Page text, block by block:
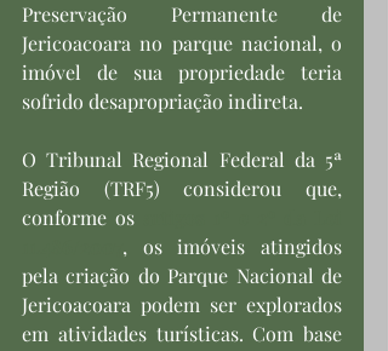
Preservação Permanente de
Jericoacoara no parque nacional, o
imóvel de sua propriedade teria
sofrido desapropriação indireta.
O Tribunal Regional Federal da 5ª
Região (TRF5) considerou que,
conforme os
, os imóveis atingidos
pela criação do Parque Nacional de
Jericoacoara podem ser explorados
em atividades turísticas. Com base